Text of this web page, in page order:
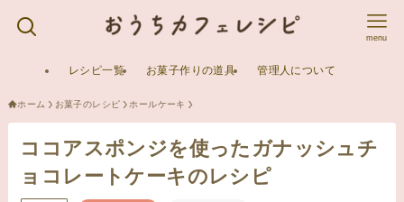
menu
レシピ一覧 お菓子作りの道具 管理人について
ホーム お菓子のレシピ ホールケーキ
ココアスポンジを使ったガナッシュチ
ョコレートケーキのレシピ